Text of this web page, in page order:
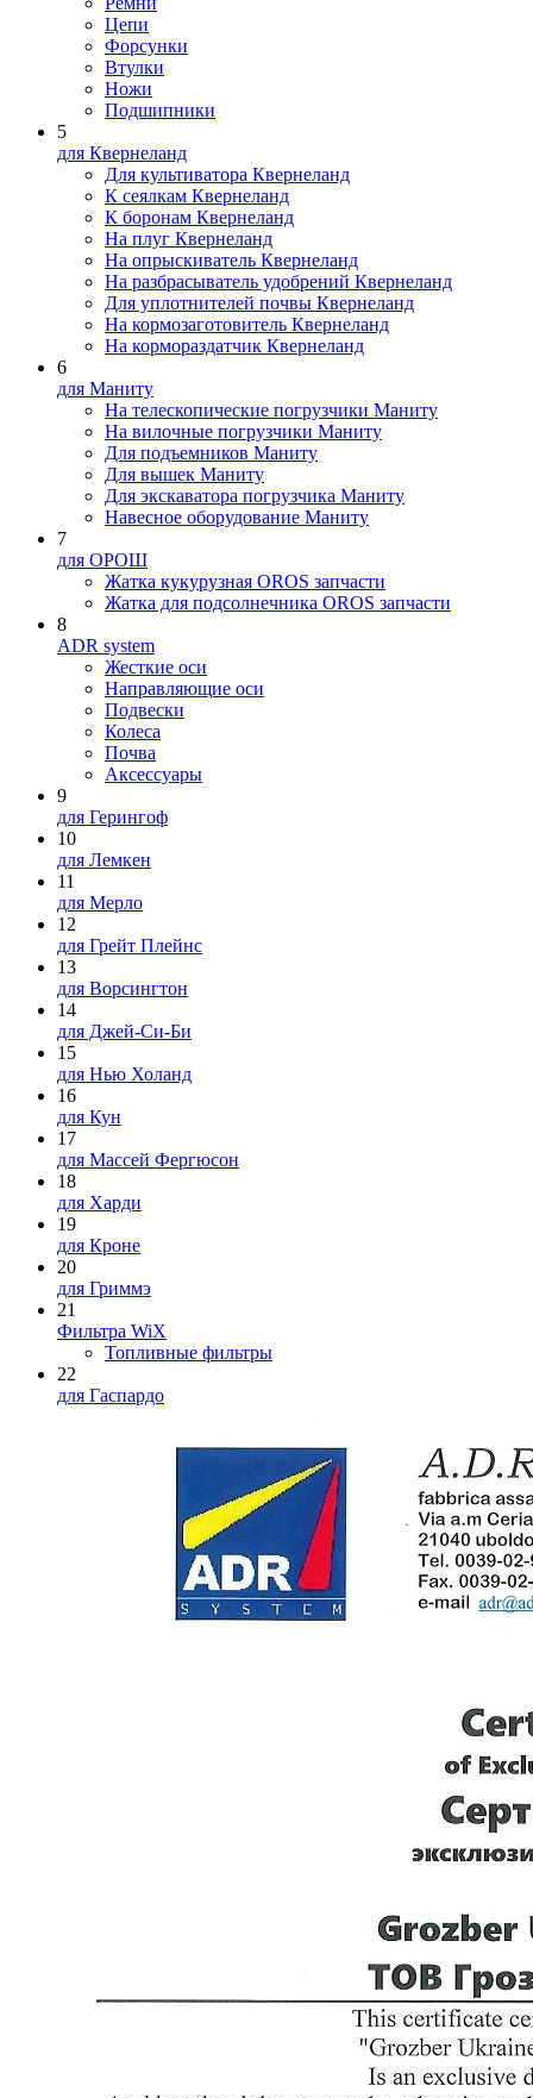
Цепи
Форсунки
Втулки
Ножи
Подшипники
5
для Квернеланд
Для культиватора Квернеланд
К сеялкам Квернеланд
К боронам Квернеланд
На плуг Квернеланд
На опрыскиватель Квернеланд
На разбрасыватель удобрений Квернеланд
Для уплотнителей почвы Квернеланд
На кормозаготовитель Квернеланд
На кормораздатчик Квернеланд
6
для Маниту
На телескопические погрузчики Маниту
На вилочные погрузчики Маниту
Для подъемников Маниту
Для вышек Маниту
Для экскаватора погрузчика Маниту
Навесное оборудование Маниту
7
для ОРОШ
Жатка кукурузная OROS запчасти
Жатка для подсолнечника OROS запчасти
8
ADR system
Жесткие оси
Направляющие оси
Подвески
Колеса
Почва
Аксессуары
9
для Герингоф
10
для Лемкен
11
для Мерло
12
для Грейт Плейнс
13
для Ворсингтон
14
для Джей-Си-Би
15
для Нью Холанд
16
для Кун
17
для Массей Фергюсон
18
для Харди
19
для Кроне
20
для Гриммэ
21
Фильтра WiX
Топливные фильтры
22
для Гаспардо